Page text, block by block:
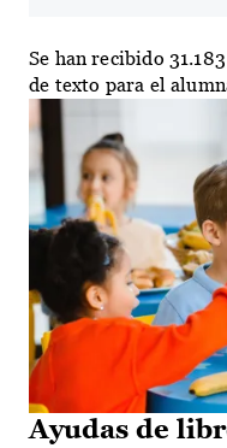
Ayudas de
Se han recibido
de texto para el